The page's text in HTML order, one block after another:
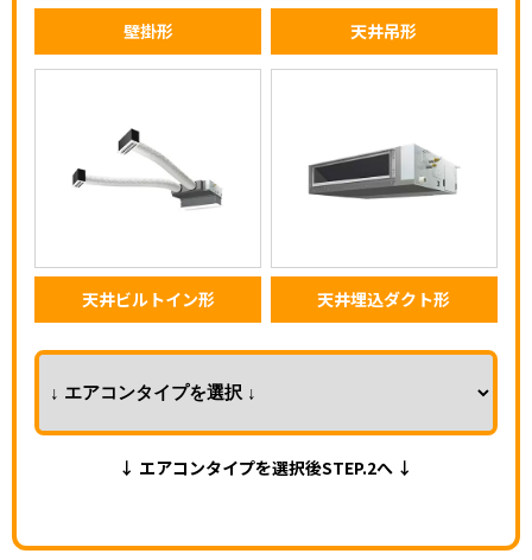
壁掛形 天井吊形
天井ビルトイン形 天井埋込ダクト形
↓ エアコンタイプを選択後STEP.2へ ↓